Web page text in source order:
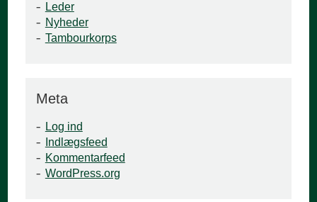
Leder
Nyheder
Tambourkorps
Meta
Log ind
Indlægsfeed
Kommentarfeed
WordPress.org